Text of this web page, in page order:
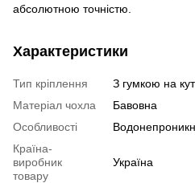
абсолютною точністю.
Характеристики
Тип кріплення
З гумкою на
Матеріал чохла
Бавовна
Особливості
Країна-
виробник
товару
Україна